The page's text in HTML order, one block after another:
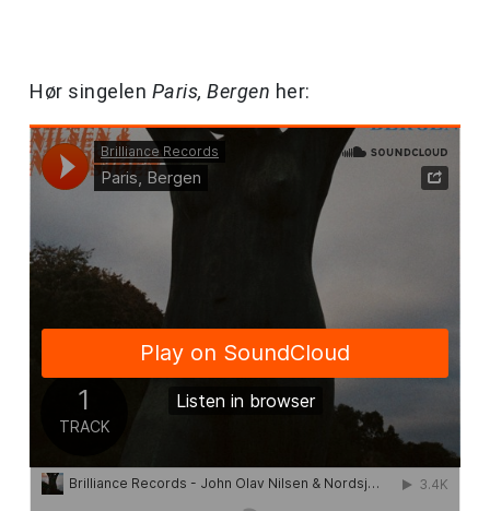
Hør singelen Paris, Bergen her: